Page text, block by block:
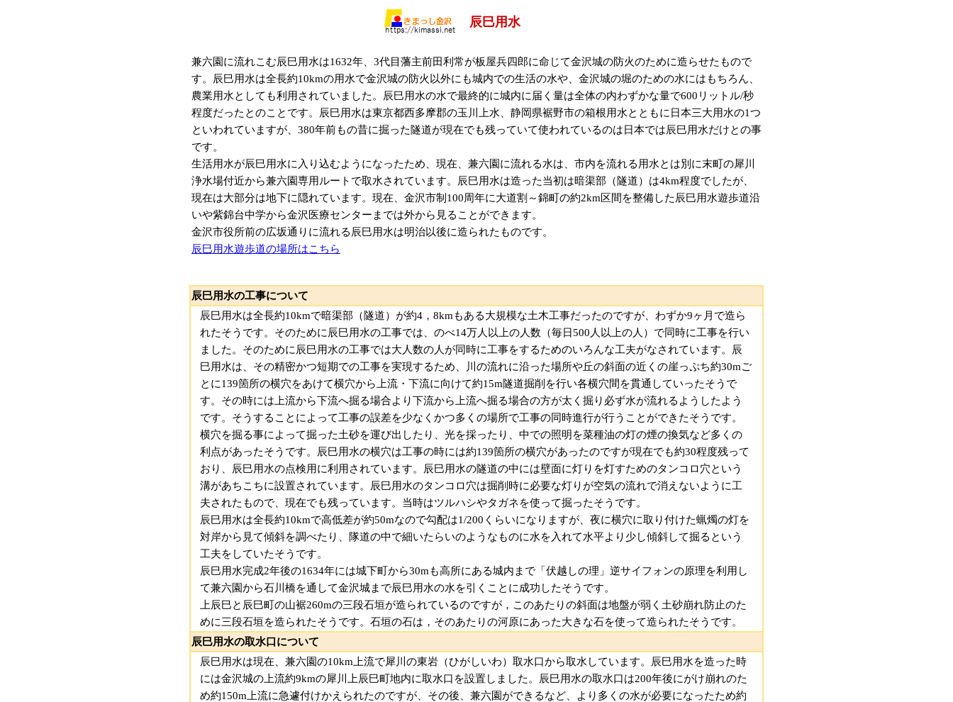
辰巳用水
兼六園に流れこむ辰巳用水は1632年、3代目藩主前田利常が板屋兵四郎に命じて金沢城の防火のために造らせたもので
す。辰巳用水は全長約10kmの用水で金沢城の防火以外にも城内での生活の水や、金沢城の堀のための水にはもちろん、
農業用水としても利用されていました。辰巳用水の水で最終的に城内に届く量は全体の内わずかな量で600リットル/秒
程度だったとのことです。辰巳用水は東京都西多摩郡の玉川上水、静岡県裾野市の箱根用水とともに日本三大用水の1つ
といわれていますが、380年前もの昔に掘った隧道が現在でも残っていて使われているのは日本では辰巳用水だけとの事
です。
生活用水が辰巳用水に入り込むようになったため、現在、兼六園に流れる水は、市内を流れる用水とは別に末町の犀川
浄水場付近から兼六園専用ルートで取水されています。辰巳用水は造った当初は暗渠部（隧道）は4km程度でしたが、
現在は大部分は地下に隠れています。現在、金沢市制100周年に大道割～錦町の約2km区間を整備した辰巳用水遊歩道沿
いや紫錦台中学から金沢医療センターまでは外から見ることができます。
金沢市役所前の広坂通りに流れる辰巳用水は明治以後に造られたものです。
辰巳用水遊歩道の場所はこちら
辰巳用水の工事について
辰巳用水は全長約10kmで暗渠部（隧道）が約4，8kmもある大規模な土木工事だったのですが、わずか9ヶ月で造ら
れたそうです。そのために辰巳用水の工事では、のべ14万人以上の人数（毎日500人以上の人）で同時に工事を行い
ました。そのために辰巳用水の工事では大人数の人が同時に工事をするためのいろんな工夫がなされています。辰
巳用水は、その精密かつ短期での工事を実現するため、川の流れに沿った場所や丘の斜面の近くの崖っぷち約30mご
とに139箇所の横穴をあけて横穴から上流・下流に向けて約15m隧道掘削を行い各横穴間を貫通していったそうで
す。その時には上流から下流へ掘る場合より下流から上流へ掘る場合の方が太く掘り必ず水が流れるようしたよう
です。そうすることによって工事の誤差を少なくかつ多くの場所で工事の同時進行が行うことができたそうです。
横穴を掘る事によって掘った土砂を運び出したり、光を採ったり、中での照明を菜種油の灯の煙の換気など多くの
利点があったそうです。辰巳用水の横穴は工事の時には約139箇所の横穴があったのですが現在でも約30程度残って
おり、辰巳用水の点検用に利用されています。辰巳用水の隧道の中には壁面に灯りを灯すためのタンコロ穴という
溝があちこちに設置されています。辰巳用水のタンコロ穴は掘削時に必要な灯りが空気の流れで消えないように工
夫されたもので、現在でも残っています。当時はツルハシやタガネを使って掘ったそうです。
辰巳用水は全長約10kmで高低差が約50mなので勾配は1/200くらいになりますが、夜に横穴に取り付けた蝋燭の灯を
対岸から見て傾斜を調べたり、隊道の中で細いたらいのようなものに水を入れて水平より少し傾斜して掘るという
工夫をしていたそうです。
辰巳用水完成2年後の1634年には城下町から30mも高所にある城内まで「伏越しの理」逆サイフォンの原理を利用し
て兼六園から石川橋を通して金沢城まで辰巳用水の水を引くことに成功したそうです。
上辰巳と辰巳町の山裾260mの三段石垣が造られているのですが，このあたりの斜面は地盤が弱く土砂崩れ防止のた
めに三段石垣を造られたそうです。石垣の石は，そのあたりの河原にあった大きな石を使って造られたそうです。
辰巳用水の取水口について
辰巳用水は現在、兼六園の10km上流で犀川の東岩（ひがしいわ）取水口から取水しています。辰巳用水を造った時
には金沢城の上流約9kmの犀川上辰巳町地内に取水口を設置しました。辰巳用水の取水口は200年後にがけ崩れのた
め約150m上流に急遽付けかえられたのですが、その後、兼六園ができるなど、より多くの水が必要になったため約